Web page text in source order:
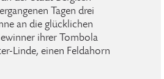
Tagen drei
an die glücklichen
ihrer Tombola
Linde, einen Feldahorn